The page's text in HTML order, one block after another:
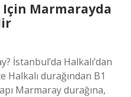
Marmarayda
İstanbul’da Halkalı’dan
Halkalı durağından B1
Marmaray durağına,